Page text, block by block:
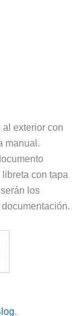
exterior con
manual.
con tapa
los
.